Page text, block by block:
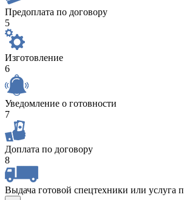
Предоплата по договору
5
Изготовление
6
Уведомление о готовности
7
Доплата по договору
8
Выдача готовой спецтехники или услуга